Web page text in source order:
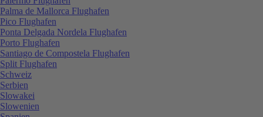
Palma de Mallorca Flughafen
Pico Flughafen
Ponta Delgada Nordela Flughafen
Porto Flughafen
Santiago de Compostela Flughafen
Split Flughafen
Schweiz
Serbien
Slowakei
Slowenien